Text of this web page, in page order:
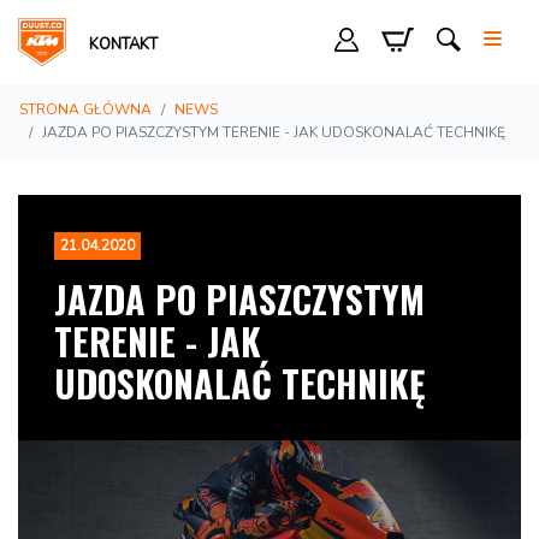
KONTAKT
STRONA GŁÓWNA
NEWS
JAZDA PO PIASZCZYSTYM TERENIE - JAK UDOSKONALAĆ TECHNIKĘ
21.04.2020
JAZDA PO PIASZCZYSTYM
TERENIE - JAK
UDOSKONALAĆ TECHNIKĘ